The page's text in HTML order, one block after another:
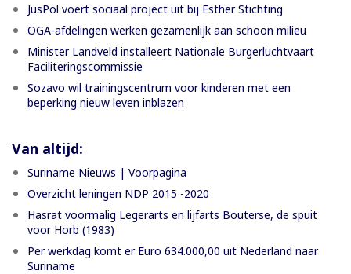
JusPol voert sociaal project uit bij Esther Stichting
OGA-afdelingen werken gezamenlijk aan schoon milieu
Minister Landveld installeert Nationale Burgerluchtvaart
Faciliteringscommissie
Sozavo wil trainingscentrum voor kinderen met een
beperking nieuw leven inblazen
Van altijd:
Suriname Nieuws | Voorpagina
Overzicht leningen NDP 2015 -2020
Hasrat voormalig Legerarts en lijfarts Bouterse, de spuit
voor Horb (1983)
Per werkdag komt er Euro 634.000,00 uit Nederland naar
Suriname